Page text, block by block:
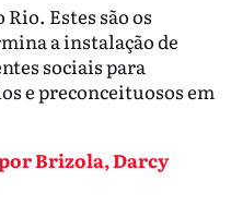
Estes são os
a instalação de
sociais para
e preconceituosos em
Brizola, Darcy